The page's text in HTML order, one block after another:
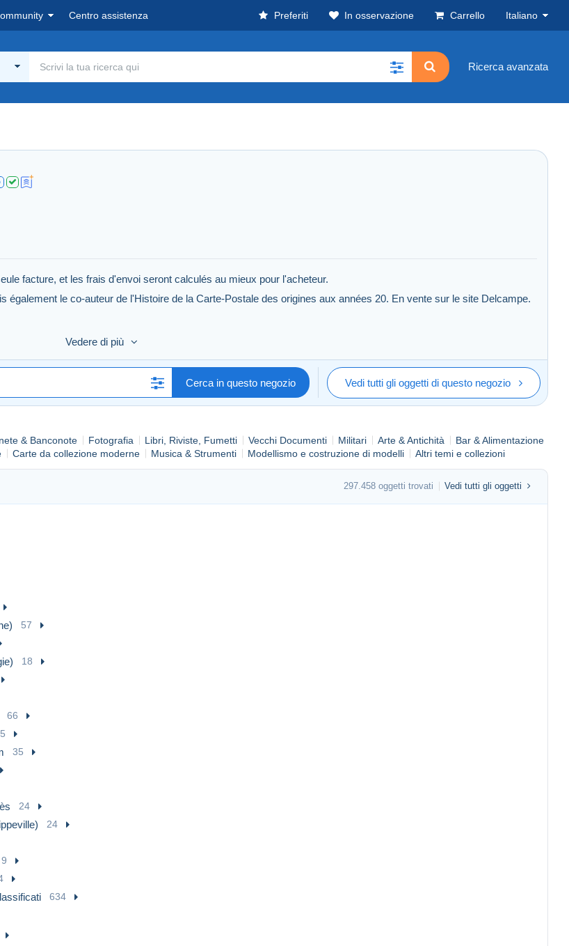
Centro assistenza Preferiti In osservazione Carrello Italiano
Ricerca avanzata
facture, et les frais d'envoi seront calculés au mieux pour l'acheteur.
le co-auteur de l'Histoire de la Carte-Postale des origines aux années 20. En vente sur le site Delcampe.
Vedere di più
Cerca in questo negozio Vedi tutti gli oggetti di questo negozio
& Banconote Fotografia Libri, Riviste, Fumetti Vecchi Documenti Militari Arte & Antichità
Bar & Alimentazione
Carte da collezione moderne Musica & Strumenti Modellismo e costruzione di modelli Altri temi e collezioni
297.458 oggetti trovati Vedi tutti gli oggetti
57
18
66
35
24
24
9
634